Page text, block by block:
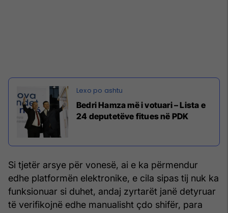
Bedri Hamza më i votuari – Lista e
24 deputetëve fitues në PDK
Si tjetër arsye për vonesë, ai e ka përmendur
edhe platformën elektronike, e cila sipas tij nuk ka
funksionuar si duhet, andaj zyrtarët janë detyruar
të verifikojnë edhe manualisht çdo shifër, para